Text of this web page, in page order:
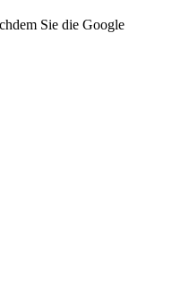
Sie die Google